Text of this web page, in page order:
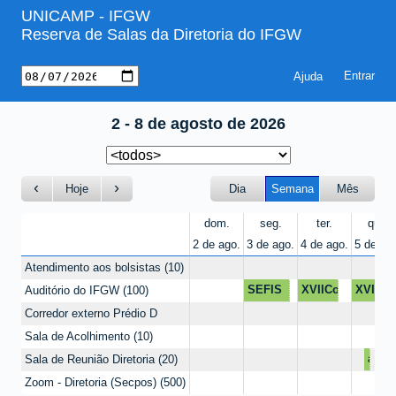
UNICAMP - IFGW
Reserva de Salas da Diretoria do IFGW
Ajuda
2 - 8 de agosto de 2026
Hoje Dia Semana Mês
dom. seg. ter.
qua.
2 de ago.
3 de ago. 4 de ago.
5 de
Atendimento aos bolsistas 10
Auditório do IFGW 100 SEFIS XVIIConFiMe
Corredor externo Prédio D
Sala de Acolhimento 10
Sala de Reunião Diretoria 20
Zoom - Diretoria (Secpos) 500